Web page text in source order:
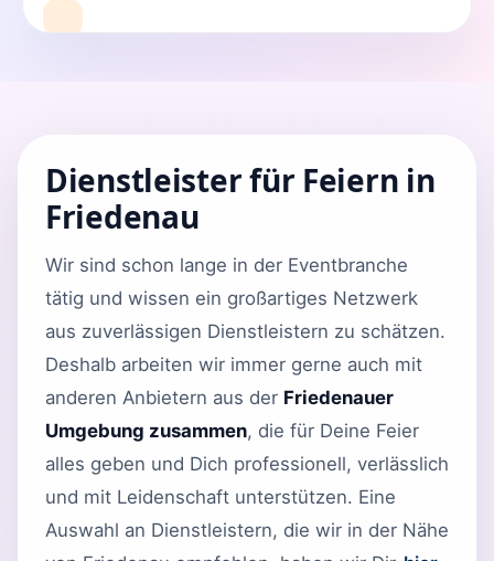
Dienstleister für Feiern in
Friedenau
Wir sind schon lange in der Eventbranche
tätig und wissen ein großartiges Netzwerk
aus zuverlässigen Dienstleistern zu schätzen.
Deshalb arbeiten wir immer gerne auch mit
anderen Anbietern aus der Friedenauer
Umgebung zusammen, die für Deine Feier
alles geben und Dich professionell, verlässlich
und mit Leidenschaft unterstützen. Eine
Auswahl an Dienstleistern, die wir in der Nähe